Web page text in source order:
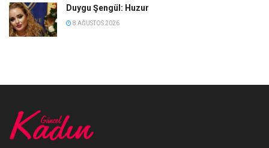
Duygu Şengül: Huzur
8 AĞUSTOS 2026